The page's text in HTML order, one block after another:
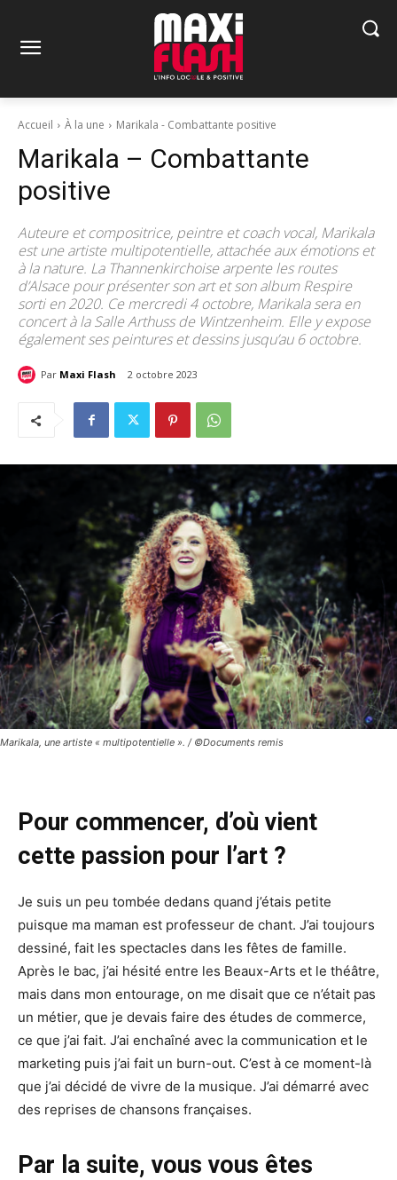
Accueil À la une Marikala - Combattante positive
Marikala – Combattante
positive
Auteure et compositrice, peintre et coach vocal, Marikala
est une artiste multipotentielle, attachée aux émotions et
à la nature. La Thannenkirchoise arpente les routes
d’Alsace pour présenter son art et son album Respire
sorti en 2020. Ce mercredi 4 octobre, Marikala sera en
concert à la Salle Arthuss de Wintzenheim. Elle y expose
également ses peintures et dessins jusqu’au 6 octobre.
Par Maxi Flash 2 octobre 2023
Marikala, une artiste « multipotentielle ». / ©Documents remis
Pour commencer, d’où vient
cette passion pour l’art ?
Je suis un peu tombée dedans quand j’étais petite
puisque ma maman est professeur de chant. J’ai toujours
dessiné, fait les spectacles dans les fêtes de famille.
Après le bac, j’ai hésité entre les Beaux-Arts et le théâtre,
mais dans mon entourage, on me disait que ce n’était pas
un métier, que je devais faire des études de commerce,
ce que j’ai fait. J’ai enchaîné avec la communication et le
marketing puis j’ai fait un burn-out. C’est à ce moment-là
que j’ai décidé de vivre de la musique. J’ai démarré avec
des reprises de chansons françaises.
Par la suite, vous vous êtes